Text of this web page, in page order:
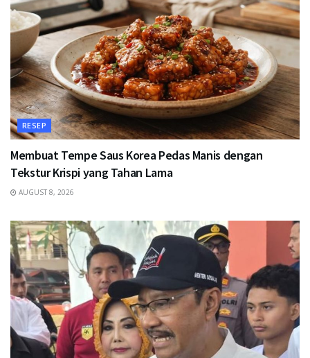
RESEP
Membuat Tempe Saus Korea Pedas Manis dengan
Tekstur Krispi yang Tahan Lama
AUGUST 8, 2026